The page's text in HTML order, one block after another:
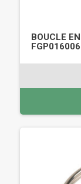
BOUCLE
FGP016006